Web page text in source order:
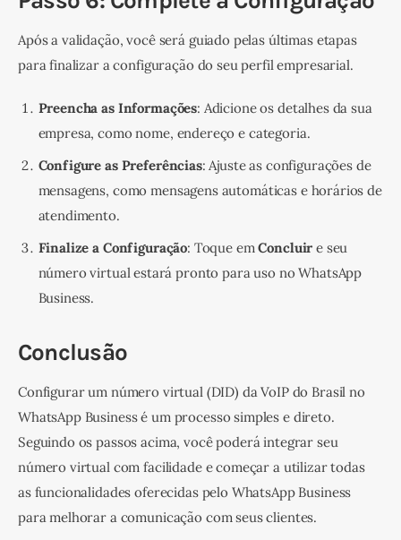
Após a validação, você será guiado pelas últimas etapas
para finalizar a configuração do seu perfil empresarial.
Preencha as Informações: Adicione os detalhes da sua
empresa, como nome, endereço e categoria.
Configure as Preferências: Ajuste as configurações de
mensagens, como mensagens automáticas e horários de
atendimento.
Finalize a Configuração: Toque emConcluir e seu
número virtual estará pronto para uso no WhatsApp
Business.
Conclusão
Configurar um número virtual (DID) da VoIP do Brasil no
WhatsApp Business é um processo simples e direto.
Seguindo os passos acima, você poderá integrar seu
número virtual com facilidade e começar a utilizar todas
as funcionalidades oferecidas pelo WhatsApp Business
para melhorar a comunicação com seus clientes.